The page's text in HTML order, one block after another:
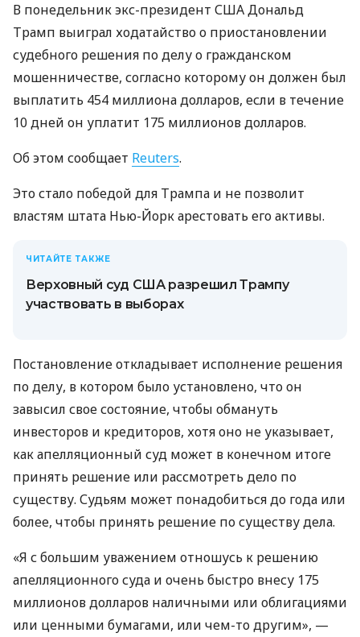
В понедельник экс-президент США Дональд
Трамп выиграл ходатайство о приостановлении
судебного решения по делу о гражданском
мошенничестве, согласно которому он должен был
выплатить 454 миллиона долларов, если в течение
10 дней он уплатит 175 миллионов долларов.
Об этом сообщает Reuters.
Это стало победой для Трампа и не позволит
властям штата Нью-Йорк арестовать его активы.
ЧИТАЙТЕ ТАКЖЕ
Верховный суд США разрешил Трампу
участвовать в выборах
Постановление откладывает исполнение решения
по делу, в котором было установлено, что он
завысил свое состояние, чтобы обмануть
инвесторов и кредиторов, хотя оно не указывает,
как апелляционный суд может в конечном итоге
принять решение или рассмотреть дело по
существу. Судьям может понадобиться до года или
более, чтобы принять решение по существу дела.
«Я с большим уважением отношусь к решению
апелляционного суда и очень быстро внесу 175
миллионов долларов наличными или облигациями
или ценными бумагами, или чем-то другим», —